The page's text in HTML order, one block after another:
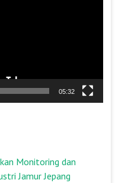
05:32
Monitoring dan
Jamur Jepang